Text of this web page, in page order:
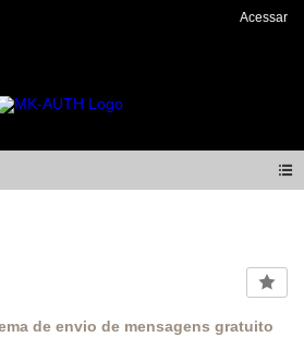
Acessar
de envio de mensagens gratuito